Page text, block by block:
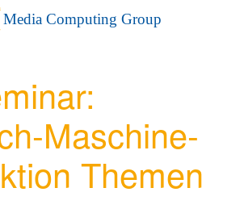
Maschine-
Themen